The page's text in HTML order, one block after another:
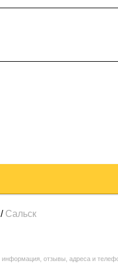
/ Сальск
отзывы, адреса и